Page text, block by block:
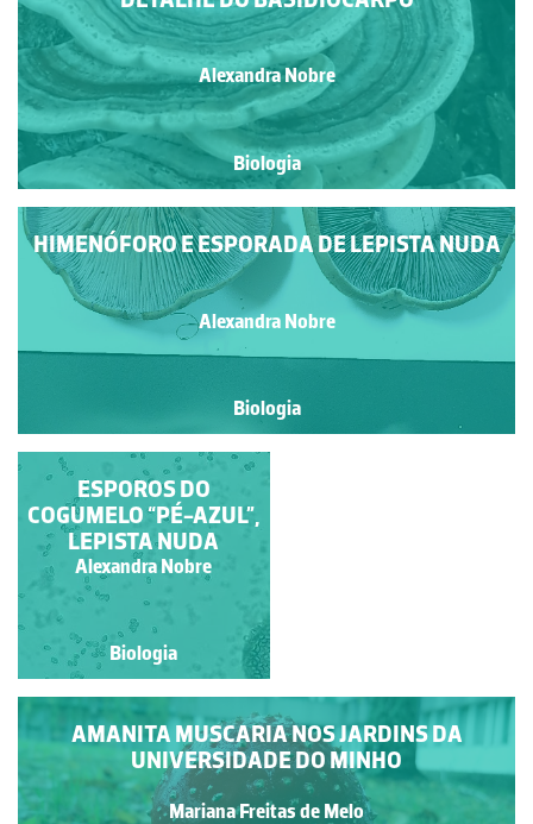
Alexandra Nobre
Biologia
HIMENÓFORO E ESPORADA DE LEPISTA NUDA
Alexandra Nobre
Biologia
ESPOROS DE LEPISTA
NUDA
Alexandra Nobre
Biologia
ESPOROS DO
COGUMELO “PÉ-AZUL”,
LEPISTA NUDA
Alexandra Nobre
Biologia
AMANITA MUSCARIA NOS JARDINS DA
UNIVERSIDADE DO MINHO
Mariana Freitas de Melo